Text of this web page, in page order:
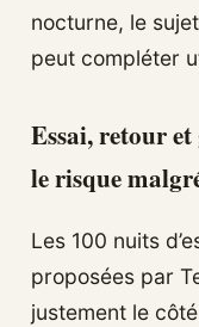
nocturne, le
peut compléter
Essai, retour
le risque
Les 100 nuits
proposées par
justement le